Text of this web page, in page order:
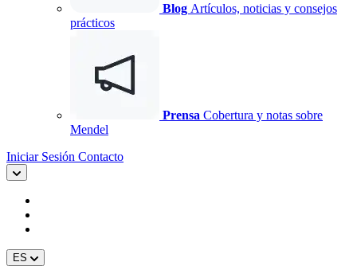
Blog Artículos, noticias y consejos
prácticos
Prensa Cobertura y notas sobre
Mendel
Iniciar Sesión Contacto
ES